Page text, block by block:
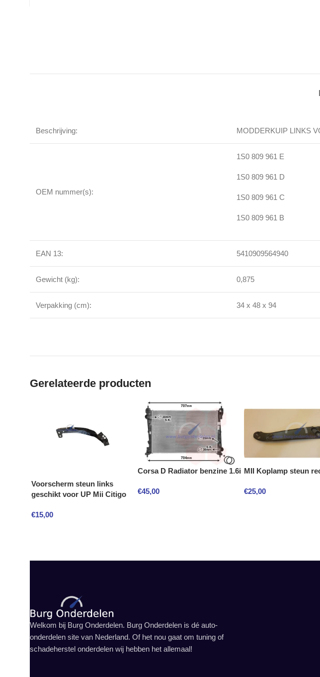
Beschrijving: MODDERKUIP LINKS
OEM nummer(s):
1S0 809 961 E
1S0 809 961 D
1S0 809 961 C
1S0 809 961 B
EAN 13: 5410909564940
Gewicht (kg): 0,875
Verpakking (cm): 34 x 48 x 94
Gerelateerde producten
Voorscherm steun links
geschikt voor UP Mii Citigo
€15,00
Corsa D Radiator benzine 1.6i
€45,00
MII Koplamp steun
€25,00
Welkom bij Burg Onderdelen. Burg Onderdelen is dé auto-
onderdelen site van Nederland. Of het nou gaat om tuning of
schadeherstel onderdelen wij hebben het allemaal!